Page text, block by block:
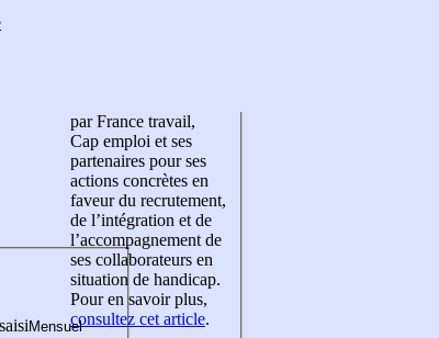
par France travail,
Cap emploi et ses
partenaires pour ses
actions concrètes en
faveur du recrutement,
de l’intégration et de
l’accompagnement de
ses collaborateurs en
situation de handicap.
Pour en savoir plus,
consultez cet article.